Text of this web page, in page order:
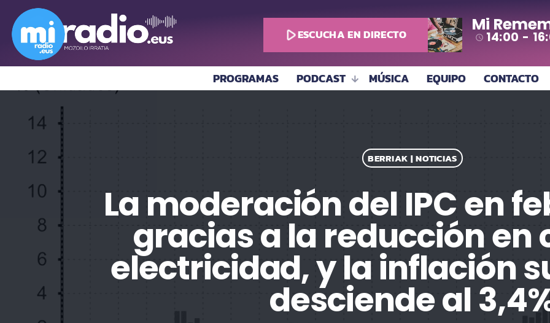
play_arrowESCUCHA EN DIRECTO Mi
access_time 14:00 -
PROGRAMAS PODCAST MÚSICA EQUIPO CONTACTO
BERRIAK | NOTICIAS
La moderación del IPC en
gracias a la reducción en
electricidad, y la inflación
desciende al